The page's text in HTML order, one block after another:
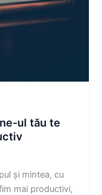
ul tău te
și mintea, cu
mai productivi,